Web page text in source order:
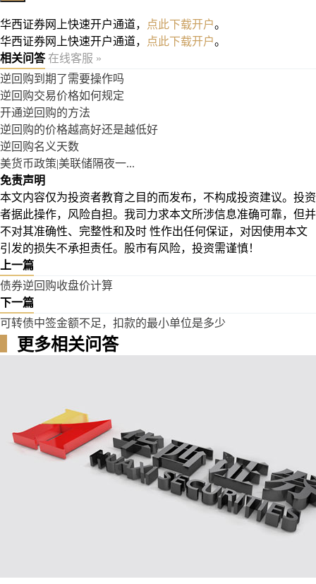
华西证券网上快速开户通道， 点此下载开户。
华西证券网上快速开户通道，
点此下载开户。
相关问答 在线客服 »
逆回购到期了需要操作吗
逆回购交易价格如何规定
开通逆回购的方法
逆回购的价格越高好还是越低好
逆回购名义天数
美货币政策|美联储隔夜一...
免责声明
本文内容仅为投资者教育之目的而发布，不构成投资建议。投资
者据此操作，风险自担。我司力求本文所涉信息准确可靠，但并
不对其准确性、完整性和及时 性作出任何保证，对因使用本文
引发的损失不承担责任。股市有风险，投资需谨慎！
上一篇
债券逆回购收盘价计算
下一篇
可转债中签金额不足，扣款的最小单位是多少
更多相关问答